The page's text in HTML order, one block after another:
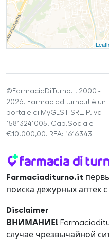
©FarmaciaDiTurno.it 2000 -
2026. Farmaciaditurno.it è un
portale di MyGEST SRL, P.Iva
15813241005. Cap.Sociale
€10.000,00. REA: 1616343
Farmaciaditurno.it
поиска дежурных аптек
Disclaimer
ВНИМАНИЕ!
случае чрезвычайной